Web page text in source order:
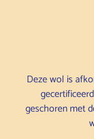
Deze wol is
geschoren met